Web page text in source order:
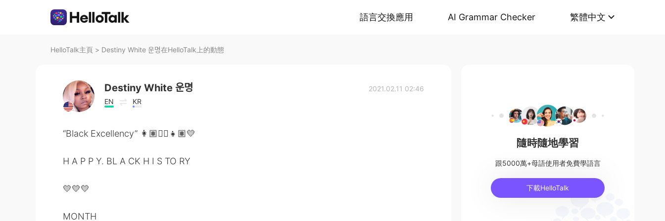
語言交換應用 AI Grammar Checker 繁體中文
HelloTalk主頁 > Destiny White 운명在HelloTalk上的動態
Destiny White 운명
EN KR
2021.02.11 02:46
“Black Excellency” 👩🏽✊🏽👧🏽💛
H A P P Y. BL A CK H I S TO RY
💛💛💛
MONTH
隨時隨地學習
跟5000萬+母語使用者免費學語言
下載HelloTalk